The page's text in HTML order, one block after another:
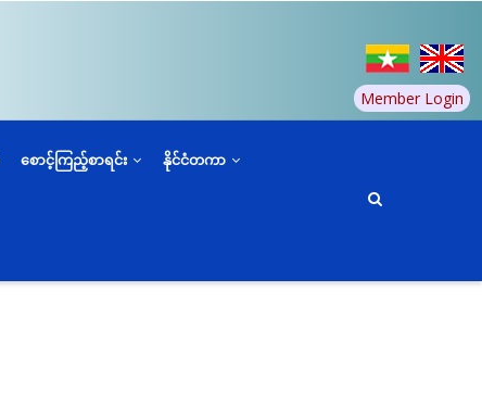
Member Login
စောင့်ကြည့်စာရင်း နိုင်ငံတကာ